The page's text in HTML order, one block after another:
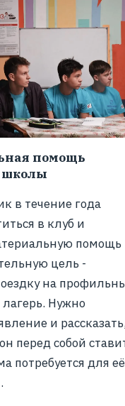
помощь
в течение года
в клуб и
помощь
цель -
на
Нужно
и
перед собой
потребуется для её